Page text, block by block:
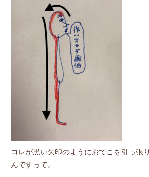
コレが黒い矢印のようにおでこを引っ張
んですって。